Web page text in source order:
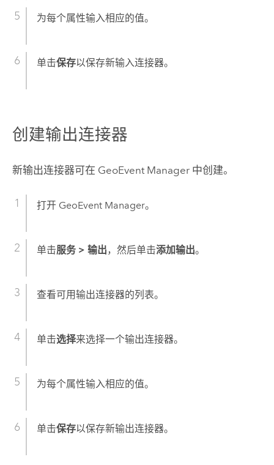
为每个属性输入相应的值。
单击保存以保存新输入连接器。
创建输出连接器
新输出连接器可在 GeoEvent Manager中创建。
打开 GeoEvent Manager。
单击服务 > 输出，然后单击添加输出。
查看可用输出连接器的列表。
单击选择来选择一个输出连接器。
为每个属性输入相应的值。
单击保存以保存新输出连接器。